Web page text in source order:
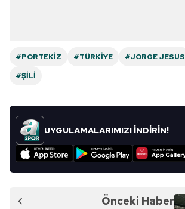
#PORTEKIZ #TÜRKIYE #JORGE JESUS
#ŞILI
UYGULAMALARIMIZI İNDİRİN!
Önceki Haber